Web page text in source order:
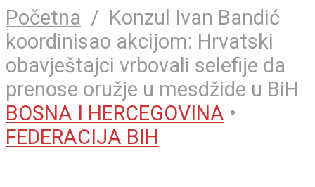
Početna / Konzul Ivan Bandić
koordinisao akcijom: Hrvatski
obavještajci vrbovali selefije da
prenose oružje u mesdžide u BiH
BOSNA I HERCEGOVINA •
FEDERACIJA BIH